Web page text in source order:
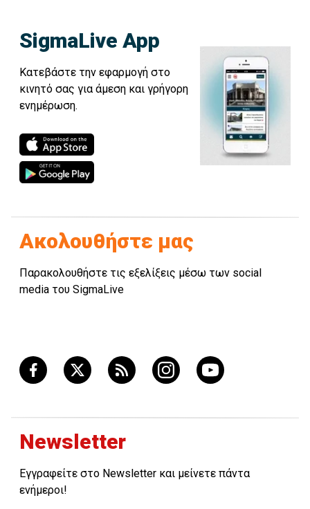
SigmaLive App
Κατεβάστε την εφαρμογή στο
κινητό σας για άμεση και γρήγορη
ενημέρωση.
Ακολουθήστε μας
Παρακολουθήστε τις εξελίξεις μέσω των social
media του SigmaLive
Newsletter
Εγγραφείτε στο Newsletter και μείνετε πάντα
ενήμεροι!